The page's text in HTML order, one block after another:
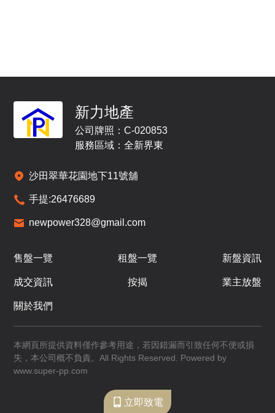
新力地產
公司牌照：C-020853
服務區域：全新界東
沙田翠華花園地下11號舖
手提:26476689
newpower328@gmail.com
售盤一覽 租盤一覽 新盤資訊
成交資訊 按揭 業主放盤
關於我們
本網頁所提供資料僅作參考用途，若因錯漏而引致任何不便或損
失，本公司概不負責。All Rights Reserved. Powered by
www.super-pp.com
立即致電